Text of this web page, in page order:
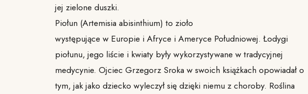
jej zielone duszki.
Piołun (Artemisia abisinthium) to zioło
występujące w Europie i Afryce i Ameryce Południowej. Łodygi
piołunu, jego liście i kwiaty były wykorzystywane w tradycyjnej
medycynie. Ojciec Grzegorz Sroka w swoich książkach opowiadał o
tym, jak jako dziecko wyleczył się dzięki niemu z choroby. Roślina